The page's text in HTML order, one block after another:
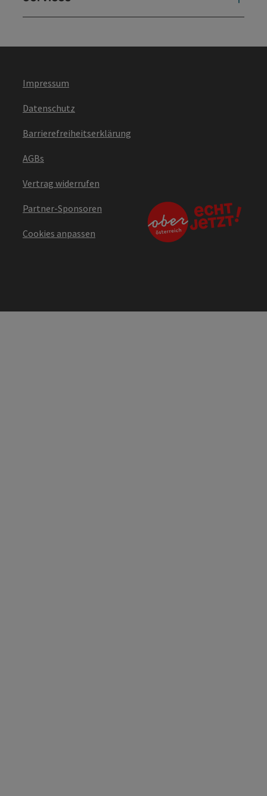
Impressum
Datenschutz
Barrierefreiheitserklärung
AGBs
Vertrag widerrufen
Partner-Sponsoren
Cookies anpassen